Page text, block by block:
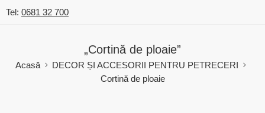
Tel: 0681 32 700
„Cortină de ploaie”
Acasă
DECOR ȘI ACCESORII PENTRU PETRECERI
Cortină de ploaie